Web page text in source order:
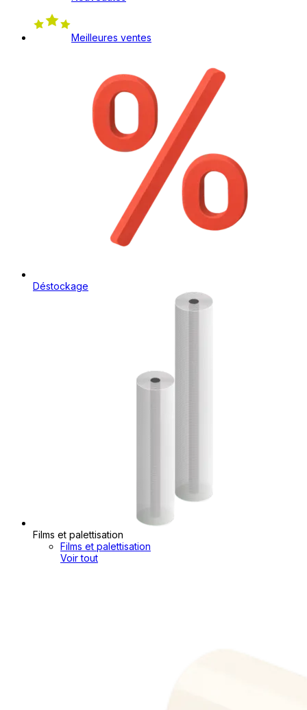
Meilleures ventes
Déstockage
Films et palettisation
Films et palettisation
Voir tout